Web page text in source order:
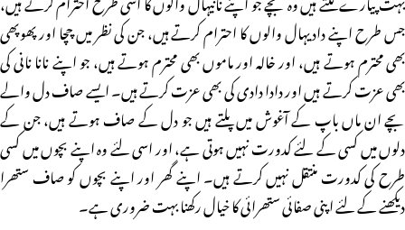
جس طرح اپنے دادیہال والوں کا احترام کرتے ہیں، جن کی نظر میں چچا اور پھوپھی
بھی محترم ہوتے ہیں، اور خالہ اور ماموں بھی محترم ہوتے ہیں، جو اپنے نانا نانی کی
بھی عزت کرتے ہیں اور دادا دادی کی بھی عزت کرتے ہیں۔ ایسے صاف دل والے
بچے ان ماں باپ کے آغوش میں پلتے ہیں جو دل کے صاف ہوتے ہیں، جن کے
دلوں میں کسی کے لئے کدورت نہیں ہوتی ہے، اور اسی لئے وہ اپنے بچوں میں کسی
طرح کی کدورت منتقل نہیں کرتے ہیں۔ اپنے گھر اور اپنے بچوں کو صاف ستھرا
دیکھنے کے لئے اپنی صفائی ستھرائی کا خیال رکھنا بہت ضروری ہے۔